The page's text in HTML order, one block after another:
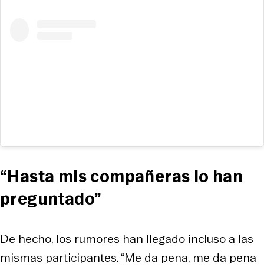
“Hasta mis compañeras lo han
preguntado”
De hecho, los rumores han llegado incluso a las
mismas participantes. “Me da pena, me da pena